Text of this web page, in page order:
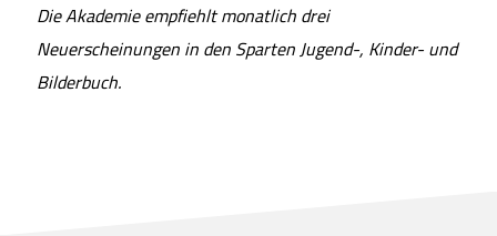
Die Akademie empfiehlt monatlich drei
Neuerscheinungen in den Sparten Jugend-, Kinder- und
Bilderbuch.